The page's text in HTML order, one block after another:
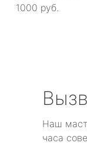
1000 руб.
Наш
часа